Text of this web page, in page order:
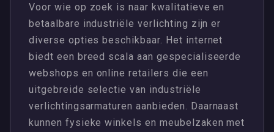
Voor wie op zoek is naar kwalitatieve en
betaalbare industriële verlichting zijn er
diverse opties beschikbaar. Het internet
biedt een breed scala aan gespecialiseerde
webshops en online retailers die een
uitgebreide selectie van industriële
verlichtingsarmaturen aanbieden. Daarnaast
kunnen fysieke winkels en meubelzaken met